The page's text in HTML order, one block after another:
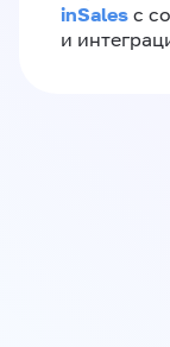
inSales с
и